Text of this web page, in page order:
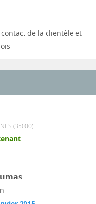
de la clientèle et
(35000)